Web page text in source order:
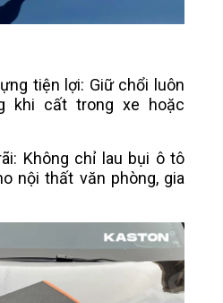
tiện lợi: Giữ chổi luôn
khi cất trong xe hoặc
Không chỉ lau bụi ô tô
nội thất văn phòng, gia